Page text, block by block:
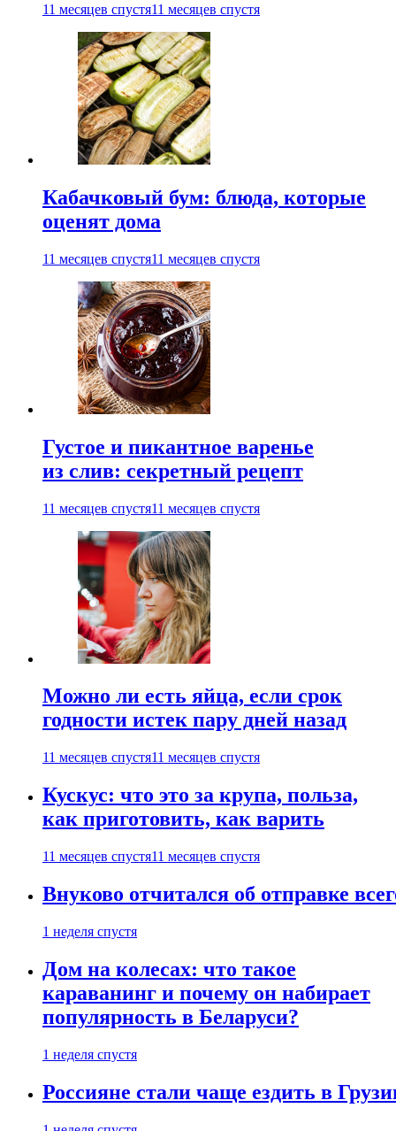
11 месяцев спустя11 месяцев спустя
Кабачковый бум: блюда, которые
оценят дома
11 месяцев спустя11 месяцев спустя
Густое и пикантное варенье
из слив: секретный рецепт
11 месяцев спустя11 месяцев спустя
Можно ли есть яйца, если срок
годности истек пару дней назад
11 месяцев спустя11 месяцев спустя
Кускус: что это за крупа, польза,
как приготовить, как варить
11 месяцев спустя11 месяцев спустя
Внуково отчитался об отправке
1 неделя спустя
Дом на колесах: что такое
караванинг и почему он набирает
популярность в Беларуси?
1 неделя спустя
Россияне стали чаще ездить в